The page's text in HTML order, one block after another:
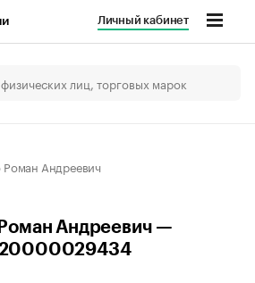
Личный кабинет
Андреевич
Андреевич —